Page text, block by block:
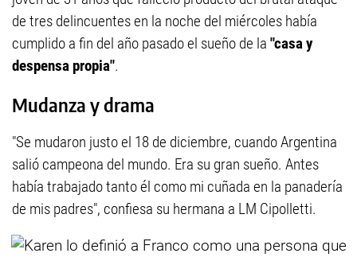
de tres delincuentes en la noche del miércoles había
cumplido a fin del año pasado el sueño de la "casa y
despensa propia".
Mudanza y drama
"Se mudaron justo el 18 de diciembre, cuando Argentina
salió campeona del mundo. Era su gran sueño. Antes
había trabajado tanto él como mi cuñada en la panadería
de mis padres", confiesa su hermana a LM Cipolletti.